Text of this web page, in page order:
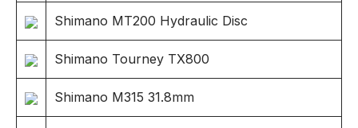
Shimano MT200 Hydraulic Disc
Shimano Tourney TX800
Shimano M315 31.8mm